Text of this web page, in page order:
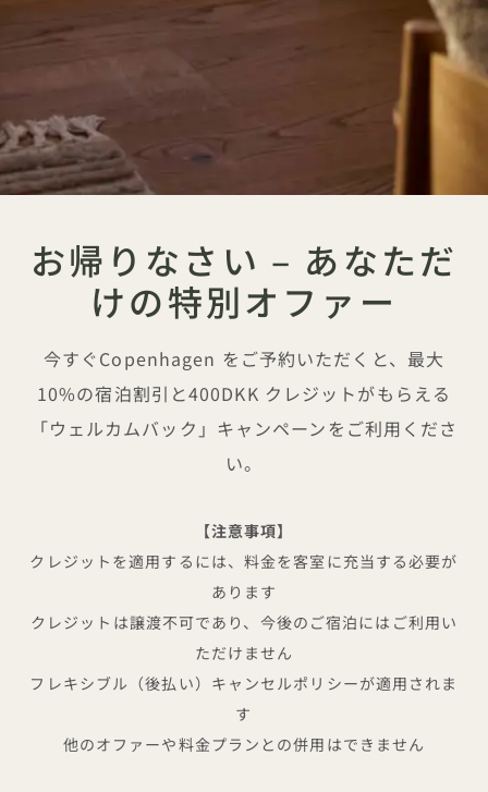
お帰りなさい – あなただ
けの特別オファー
今すぐCopenhagen をご予約いただくと、最大
10%の宿泊割引と400DKK クレジットがもらえる
「ウェルカムバック」キャンペーンをご利用くださ
い。
【注意事項】
クレジットを適用するには、料金を客室に充当する必要が
あります
クレジットは譲渡不可であり、今後のご宿泊にはご利用い
ただけません
フレキシブル（後払い）キャンセルポリシーが適用されま
す
他のオファーや料金プランとの併用はできません